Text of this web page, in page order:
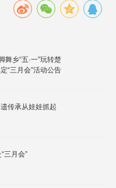
舞乡“五·一”玩转楚
“三月会”活动公告
传承从娃娃抓起
三月会”